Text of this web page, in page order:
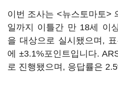
이번 조사는 <뉴스토마토>
일까지 이틀간 만 18세 이
을 대상으로 실시됐으며,
에 ±3.1%포인트입니다.
로 진행됐으며, 응답률은